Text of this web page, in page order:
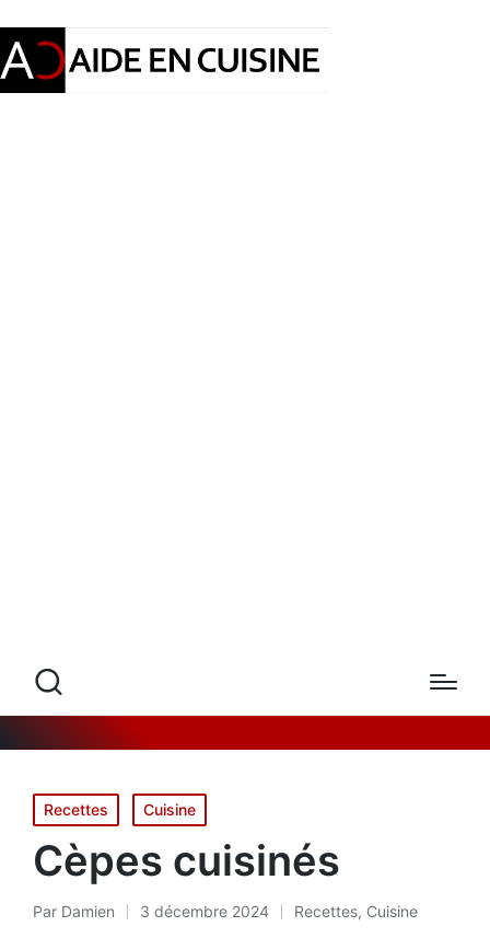
Posted
in
Recettes Cuisine
Cèpes cuisinés
Posté
Par Damien 3 décembre 2024
Posted
Recettes, Cuisine